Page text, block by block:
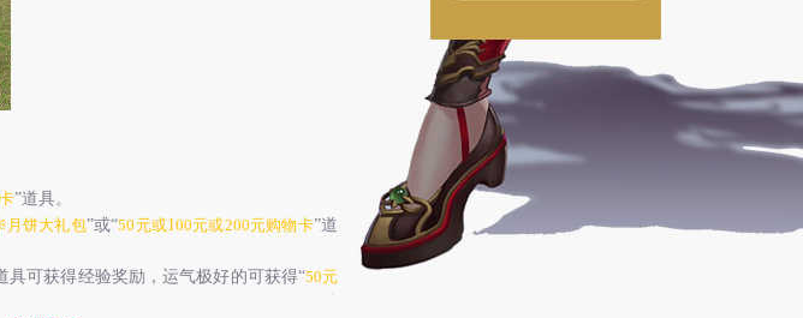
”道具。
月饼大礼包”或“50元或100元或200元购物卡”道
具可获得经验奖励，运气极好的可获得“50元